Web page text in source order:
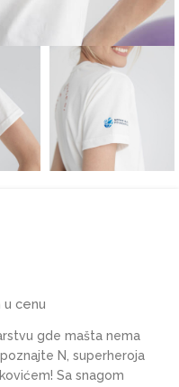
u cenu
gde mašta nema
N, superheroja
Sa snagom